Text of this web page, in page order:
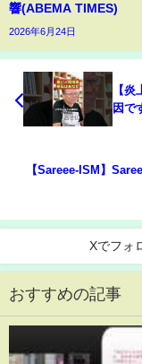
響(ABEMA TIMES)
2026年6月24日
【
因で
【Sareee-ISM】
Xでフォ
おすすめの記事